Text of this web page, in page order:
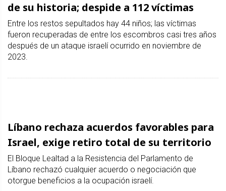
de su historia; despide a 112 víctimas
Entre los restos sepultados hay 44 niños; las víctimas
fueron recuperadas de entre los escombros casi tres años
después de un ataque israelí ocurrido en noviembre de
2023.
Líbano rechaza acuerdos favorables para
Israel, exige retiro total de su territorio
El Bloque Lealtad a la Resistencia del Parlamento de
Líbano rechazó cualquier acuerdo o negociación que
otorgue beneficios a la ocupación israelí.